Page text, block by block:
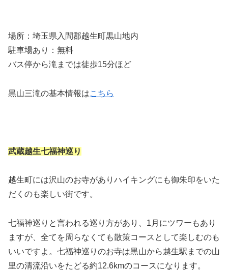
場所：埼玉県入間郡越生町黒山地内
駐車場あり：無料
バス停から滝までは徒歩15分ほど
黒山三滝の基本情報はこちら
武蔵越生七福神巡り
越生町には沢山のお寺がありハイキングにも御朱印をいた
だくのも楽しい街です。
七福神巡りと言われる巡り方があり、1月にツワーもあり
ますが、全てを周らなくても散策コースとして楽しむのも
いいですよ。七福神巡りのお寺は黒山から越生駅までの山
里の清流沿いをたどる約12.6kmのコースになります。